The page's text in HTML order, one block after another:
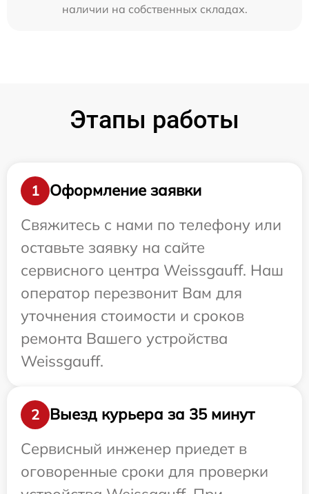
наличии на собственных складах.
Этапы работы
1
Оформление заявки
Свяжитесь с нами по телефону или
оставьте заявку на сайте
сервисного центра Weissgauff. Наш
оператор перезвонит Вам для
уточнения стоимости и сроков
ремонта Вашего устройства
Weissgauff.
2
Выезд курьера за 35 минут
Сервисный инженер приедет в
оговоренные сроки для проверки